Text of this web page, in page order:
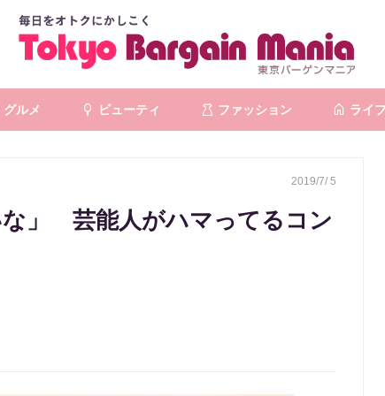
グルメ ビューティ ファッション ライフ
2019/7/ 5
」 芸能人がハマってるコン